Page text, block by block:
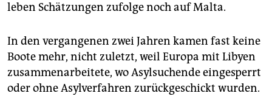
leben Schätzungen zufolge noch auf Malta.
In den vergangenen zwei Jahren kamen fast keine
Boote mehr, nicht zuletzt, weil Europa mit Libyen
zusammenarbeitete, wo Asylsuchende eingesperrt
oder ohne Asylverfahren zurückgeschickt wurden.